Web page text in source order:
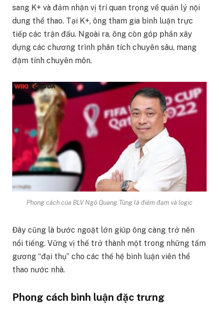
sang K+ và đảm nhận vị trí quan trọng về quản lý nội
dung thể thao. Tại K+, ông tham gia bình luận trực
tiếp các trận đấu. Ngoài ra, ông còn góp phần xây
dựng các chương trình phân tích chuyên sâu, mang
đậm tính chuyên môn.
Phong cách của BLV Ngô Quang Tùng là điềm đạm và logic
Đây cũng là bước ngoặt lớn giúp ông càng trở nên
nổi tiếng. Vững vị thế trở thành một trong những tấm
gương “đại thụ” cho các thế hệ bình luận viên thể
thao nước nhà.
Phong cách bình luận đặc trưng